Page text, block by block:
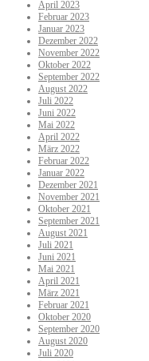
April 2023
Februar 2023
Januar 2023
Dezember 2022
November 2022
Oktober 2022
September 2022
August 2022
Juli 2022
Juni 2022
Mai 2022
April 2022
März 2022
Februar 2022
Januar 2022
Dezember 2021
November 2021
Oktober 2021
September 2021
August 2021
Juli 2021
Juni 2021
Mai 2021
April 2021
März 2021
Februar 2021
Oktober 2020
September 2020
August 2020
Juli 2020